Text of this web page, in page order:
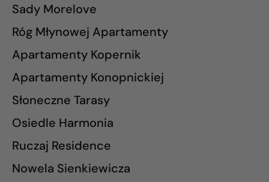
Sady Morelove
Róg Młynowej Apartamenty
Apartamenty Kopernik
Apartamenty Konopnickiej
Słoneczne Tarasy
Osiedle Harmonia
Ruczaj Residence
Nowela Sienkiewicza